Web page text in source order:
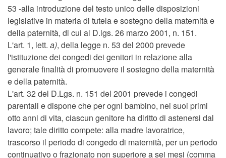
53 -alla introduzione del testo unico delle disposizioni
legislative in materia di tutela e sostegno della maternità e
della paternità, di cui al D.lgs. 26 marzo 2001, n. 151.
L'art. 1, lett. a), della legge n. 53 del 2000 prevede
l'istituzione dei congedi dei genitori in relazione alla
generale finalità di promuovere il sostegno della maternità
e della paternità.
L'art. 32 del D.Lgs. n. 151 del 2001 prevede i congedi
parentali e dispone che per ogni bambino, nei suoi primi
otto anni di vita, ciascun genitore ha diritto di astenersi dal
lavoro; tale diritto compete: alla madre lavoratrice,
trascorso il periodo di congedo di maternità, per un periodo
continuativo o frazionato non superiore a sei mesi (comma